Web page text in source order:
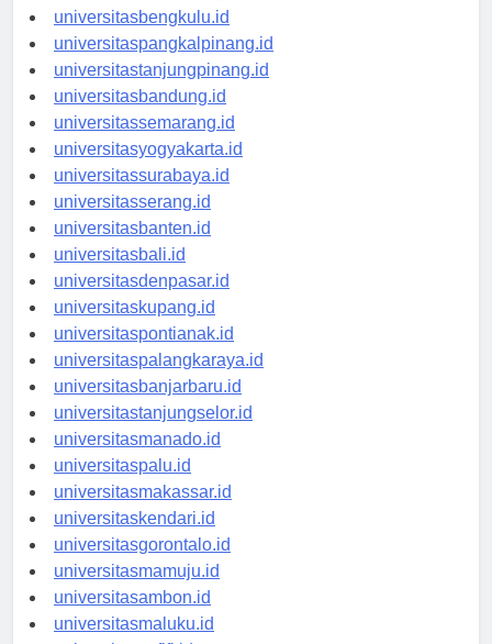
universitaspalembang.id
universitasbengkulu.id
universitaspangkalpinang.id
universitastanjungpinang.id
universitasbandung.id
universitassemarang.id
universitasyogyakarta.id
universitassurabaya.id
universitasserang.id
universitasbanten.id
universitasbali.id
universitasdenpasar.id
universitaskupang.id
universitaspontianak.id
universitaspalangkaraya.id
universitasbanjarbaru.id
universitastanjungselor.id
universitasmanado.id
universitaspalu.id
universitasmakassar.id
universitaskendari.id
universitasgorontalo.id
universitasmamuju.id
universitasambon.id